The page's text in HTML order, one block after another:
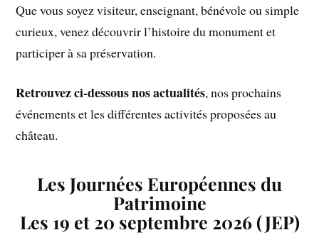
Que vous soyez visiteur, enseignant, bénévole ou simple
curieux, venez découvrir l’histoire du monument et
participer à sa préservation.
Retrouvez ci-dessous nos actualités, nos prochains
événements et les différentes activités proposées au
château.
Les Journées Européennes du
Patrimoine
Les 19 et 20 septembre 2026 (JEP)